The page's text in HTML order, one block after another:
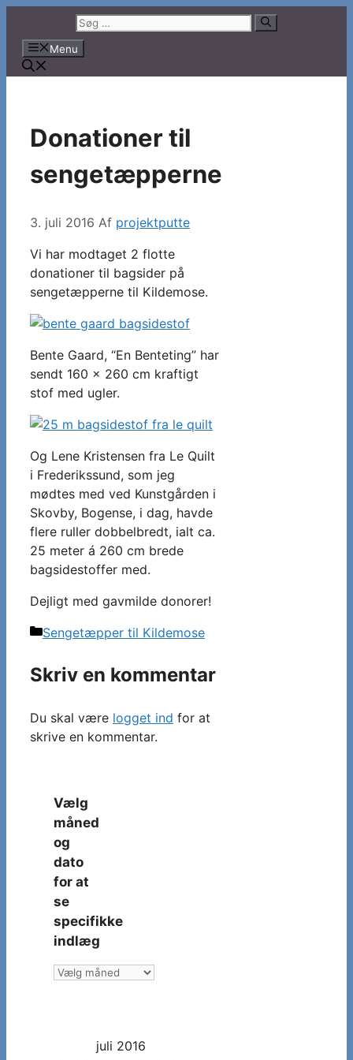
indhold
Søg
efter:
Menu
Donationer til
sengetæpperne
3. juli 2016 Af projektputte
Vi har modtaget 2 flotte
donationer til bagsider på
sengetæpperne til Kildemose.
Bente Gaard, “En Benteting” har
sendt 160 x 260 cm kraftigt
stof med ugler.
Og Lene Kristensen fra Le Quilt
i Frederikssund, som jeg
mødtes med ved Kunstgården i
Skovby, Bogense, i dag, havde
flere ruller dobbelbredt, ialt ca.
25 meter á 260 cm brede
bagsidestoffer med.
Dejligt med gavmilde donorer!
Kategorier
Sengetæpper til Kildemose
Skriv en kommentar
Du skal være logget ind for at
skrive en kommentar.
Vælg
måned
og
dato
for at
se
specifikke
indlæg
Vælg
juli 2016